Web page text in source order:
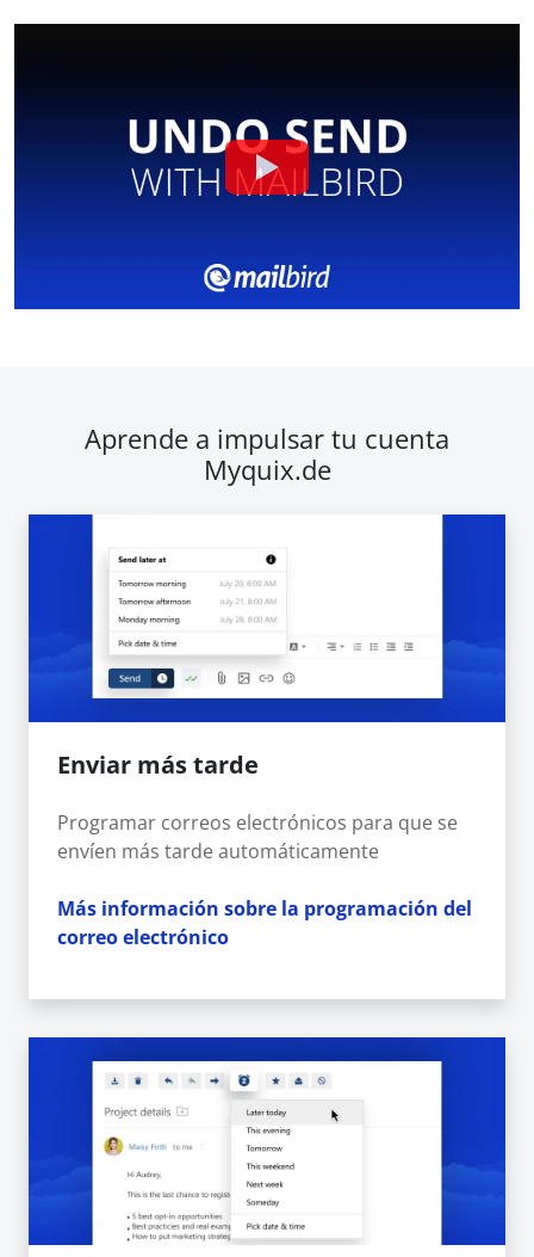
Aprende a impulsar tu cuenta
Myquix.de
Enviar más tarde
Programar correos electrónicos para que se
envíen más tarde automáticamente
Más información sobre la programación del
correo electrónico